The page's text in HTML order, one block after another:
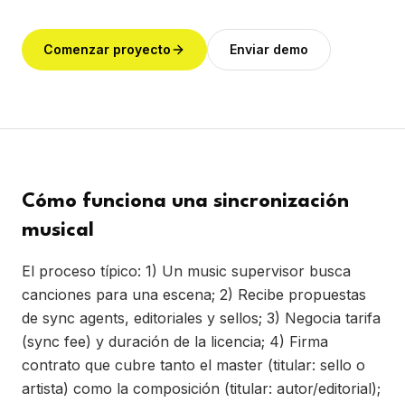
Comenzar proyecto Enviar demo
Cómo funciona una sincronización
musical
El proceso típico: 1) Un music supervisor busca
canciones para una escena; 2) Recibe propuestas
de sync agents, editoriales y sellos; 3) Negocia tarifa
(sync fee) y duración de la licencia; 4) Firma
contrato que cubre tanto el master (titular: sello o
artista) como la composición (titular: autor/editorial);